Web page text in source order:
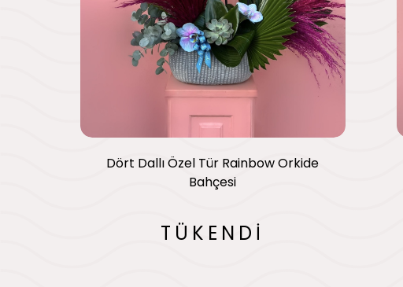
Dört Dallı Özel Tür Rainbow Orkide
Bahçesi
TÜKENDİ